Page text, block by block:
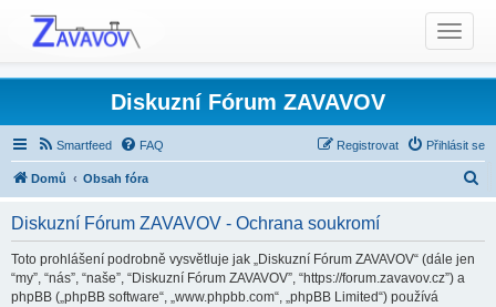
T
o
g
l
e
n
g
a
Diskuzní Fórum ZAVAVOV
Smartfeed FAQ Přihlásit se
Registrovat
Domů Obsah fóra
Diskuzní Fórum ZAVAVOV - Ochrana soukromí
Toto prohlášení podrobně vysvětluje jak „Diskuzní Fórum ZAVAVOV“ (dále jen
“my”, “nás”, “naše”, “Diskuzní Fórum ZAVAVOV”, “https://forum.zavavov.cz”) a
phpBB („phpBB software“, „www.phpbb.com“, „phpBB Limited“) používá